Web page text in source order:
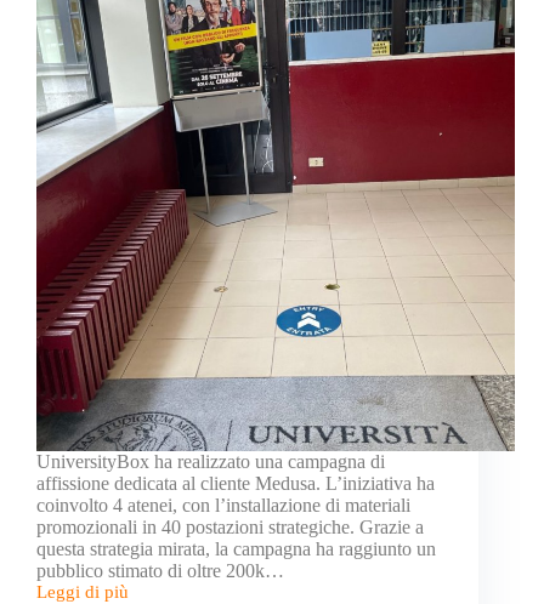
UniversityBox ha realizzato una campagna di
affissione dedicata al cliente Medusa. L’iniziativa ha
coinvolto 4 atenei, con l’installazione di materiali
promozionali in 40 postazioni strategiche. Grazie a
questa strategia mirata, la campagna ha raggiunto un
pubblico stimato di oltre 200k…
Leggi di più